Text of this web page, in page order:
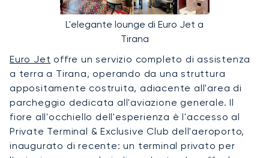
L'elegante lounge di Euro Jet a
Tirana
Euro Jet offre un servizio completo di assistenza
a terra a Tirana, operando da una struttura
appositamente costruita, adiacente all'area di
parcheggio dedicata all'aviazione generale. Il
fiore all'occhiello dell'esperienza è l'accesso al
Private Terminal & Exclusive Club dell'aeroporto,
inaugurato di recente: un terminal privato per